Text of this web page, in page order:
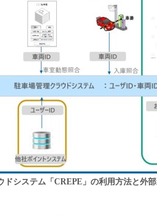
ドシステム「CREPE」の利用方法と外